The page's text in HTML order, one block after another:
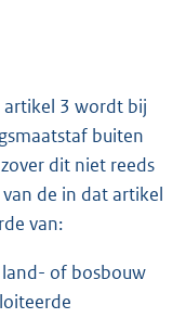
artikel 3 wordt bij
buiten
dit niet reeds
de in dat artikel
van:
of bosbouw